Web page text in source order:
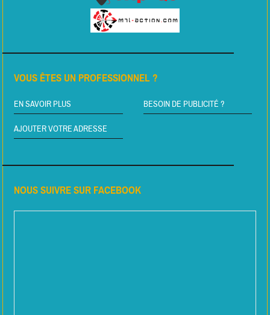
VOUS ÊTES UN PROFESSIONNEL ?
EN SAVOIR PLUS BESOIN DE PUBLICITÉ ?
AJOUTER VOTRE ADRESSE
NOUS SUIVRE SUR FACEBOOK